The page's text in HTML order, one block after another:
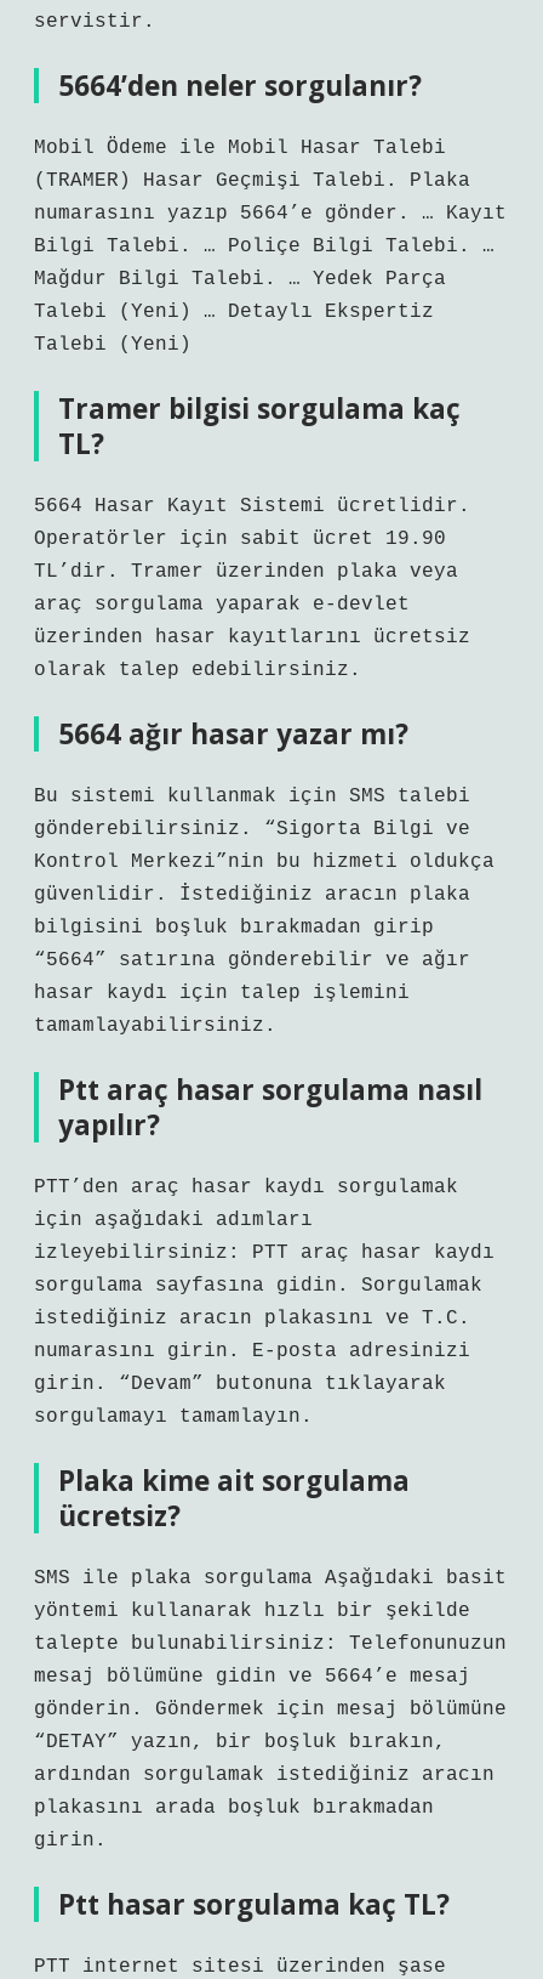
servistir.
5664’den neler sorgulanır?
Mobil Ödeme ile Mobil Hasar Talebi
(TRAMER) Hasar Geçmişi Talebi. Plaka
numarasını yazıp 5664’e gönder. … Kayıt
Bilgi Talebi. … Poliçe Bilgi Talebi. …
Mağdur Bilgi Talebi. … Yedek Parça
Talebi (Yeni) … Detaylı Ekspertiz
Talebi (Yeni)
Tramer bilgisi sorgulama kaç
TL?
5664 Hasar Kayıt Sistemi ücretlidir.
Operatörler için sabit ücret 19.90
TL’dir. Tramer üzerinden plaka veya
araç sorgulama yaparak e-devlet
üzerinden hasar kayıtlarını ücretsiz
olarak talep edebilirsiniz.
5664 ağır hasar yazar mı?
Bu sistemi kullanmak için SMS talebi
gönderebilirsiniz. “Sigorta Bilgi ve
Kontrol Merkezi”nin bu hizmeti oldukça
güvenlidir. İstediğiniz aracın plaka
bilgisini boşluk bırakmadan girip
“5664” satırına gönderebilir ve ağır
hasar kaydı için talep işlemini
tamamlayabilirsiniz.
Ptt araç hasar sorgulama nasıl
yapılır?
PTT’den araç hasar kaydı sorgulamak
için aşağıdaki adımları
izleyebilirsiniz: PTT araç hasar kaydı
sorgulama sayfasına gidin. Sorgulamak
istediğiniz aracın plakasını ve T.C.
numarasını girin. E-posta adresinizi
girin. “Devam” butonuna tıklayarak
sorgulamayı tamamlayın.
Plaka kime ait sorgulama
ücretsiz?
SMS ile plaka sorgulama Aşağıdaki basit
yöntemi kullanarak hızlı bir şekilde
talepte bulunabilirsiniz: Telefonunuzun
mesaj bölümüne gidin ve 5664’e mesaj
gönderin. Göndermek için mesaj bölümüne
“DETAY” yazın, bir boşluk bırakın,
ardından sorgulamak istediğiniz aracın
plakasını arada boşluk bırakmadan
girin.
Ptt hasar sorgulama kaç TL?
PTT internet sitesi üzerinden şase